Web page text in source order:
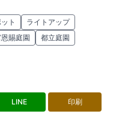
ト
ライトアップ
恩賜庭園 都立庭園
LINE 印刷